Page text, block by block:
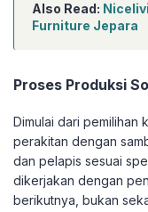
Also Read:
Furniture Jepara
Proses Produksi
Dimulai dari pemilihan
perakitan dengan
dan pelapis sesuai
dikerjakan dengan
berikutnya, bukan